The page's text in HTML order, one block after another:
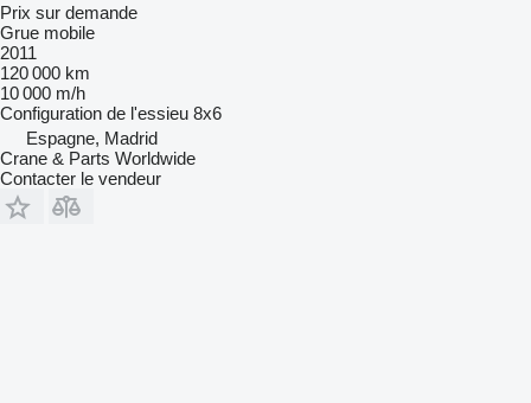
Prix sur demande
Grue mobile
2011
120 000 km
10 000 m/h
Configuration de l'essieu 8x6
Espagne, Madrid
Crane & Parts Worldwide
Contacter le vendeur